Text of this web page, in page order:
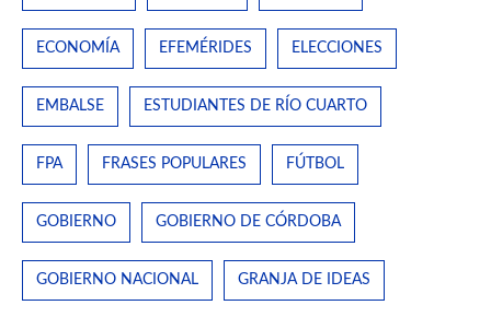
ECONOMÍA EFEMÉRIDES ELECCIONES
EMBALSE ESTUDIANTES DE RÍO CUARTO
FPA FRASES POPULARES FÚTBOL
GOBIERNO GOBIERNO DE CÓRDOBA
GOBIERNO NACIONAL GRANJA DE IDEAS